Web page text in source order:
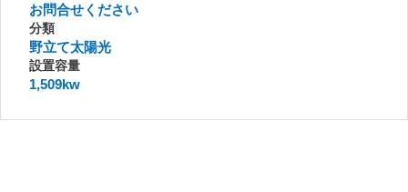
お問合せください
分類
野立て太陽光
設置容量
1,509kw